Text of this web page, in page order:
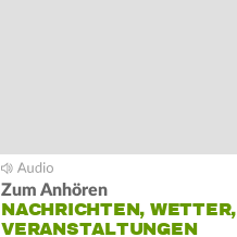
Zum Anhören
NACHRICHTEN, WETTER,
VERANSTALTUNGEN